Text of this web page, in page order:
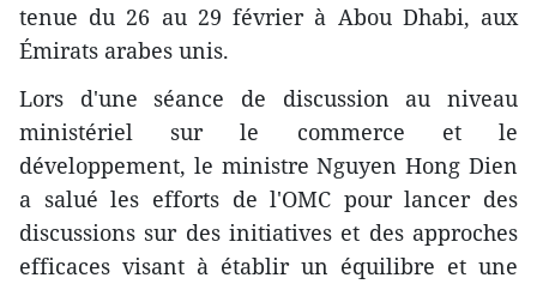
tenue du 26 au 29 février à Abou Dhabi, aux
Émirats arabes unis.
Lors d'une séance de discussion au niveau
ministériel sur le commerce et le
développement, le ministre Nguyen Hong Dien
a salué les efforts de l'OMC pour lancer des
discussions sur des initiatives et des approches
efficaces visant à établir un équilibre et une